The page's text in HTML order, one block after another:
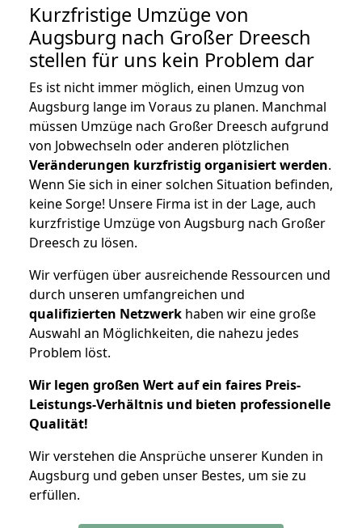
Kurzfristige Umzüge von
Augsburg nach Großer Dreesch
stellen für uns kein Problem dar
Es ist nicht immer möglich, einen Umzug von
Augsburg lange im Voraus zu planen. Manchmal
müssen Umzüge nach Großer Dreesch aufgrund
von Jobwechseln oder anderen plötzlichen
Veränderungen kurzfristig organisiert werden.
Wenn Sie sich in einer solchen Situation befinden,
keine Sorge! Unsere Firma ist in der Lage, auch
kurzfristige Umzüge von Augsburg nach Großer
Dreesch zu lösen.
Wir verfügen über ausreichende Ressourcen und
durch unseren umfangreichen und
qualifizierten Netzwerk haben wir eine große
Auswahl an Möglichkeiten, die nahezu jedes
Problem löst.
Wir legen großen Wert auf ein faires Preis-
Leistungs-Verhältnis und bieten professionelle
Qualität!
Wir verstehen die Ansprüche unserer Kunden in
Augsburg und geben unser Bestes, um sie zu
erfüllen.